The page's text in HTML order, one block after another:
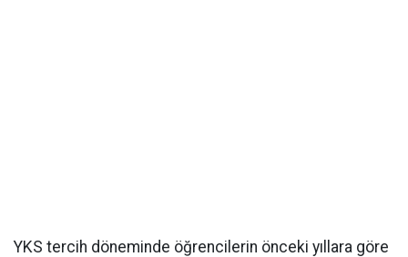
YKS tercih döneminde öğrencilerin önceki yıllara göre